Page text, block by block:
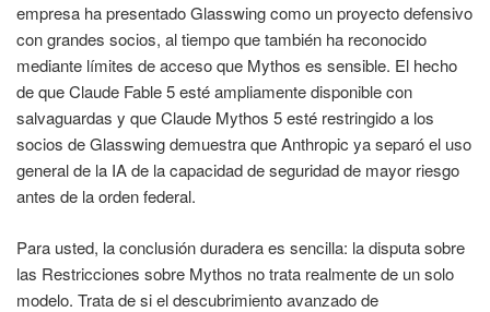
empresa ha presentado Glasswing como un proyecto defensivo
con grandes socios, al tiempo que también ha reconocido
mediante límites de acceso que Mythos es sensible. El hecho
de que Claude Fable 5 esté ampliamente disponible con
salvaguardas y que Claude Mythos 5 esté restringido a los
socios de Glasswing demuestra que Anthropic ya separó el uso
general de la IA de la capacidad de seguridad de mayor riesgo
antes de la orden federal.
Para usted, la conclusión duradera es sencilla: la disputa sobre
las Restricciones sobre Mythos no trata realmente de un solo
modelo. Trata de si el descubrimiento avanzado de